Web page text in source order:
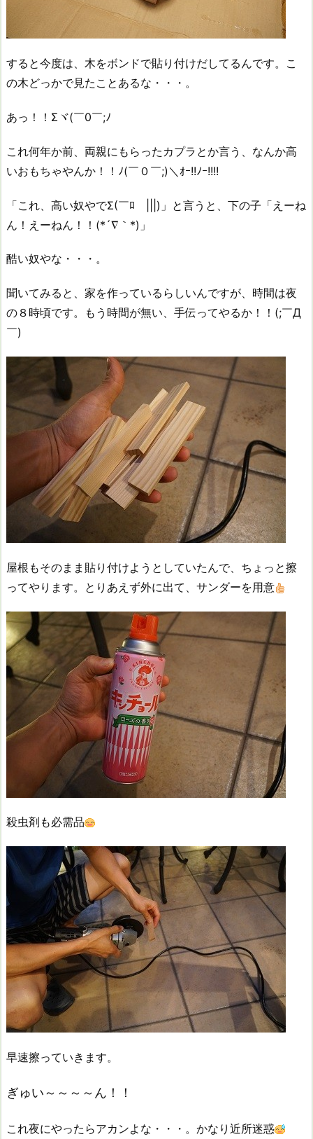
すると今度は、木をボンドで貼り付けだしてるんです。こ
の木どっかで見たことあるな・・・。
あっ！！Σヾ(￣0￣;ﾉ
これ何年か前、両親にもらったカプラとか言う、なんか高
いおもちゃやんか！！ﾉ(￣０￣;)＼ｵｰ!!ﾉｰ!!!!
「これ、高い奴やでΣ(￣ﾛ￣|||)」と言うと、下の子「えーね
ん！えーねん！！(*´∇｀*)」
酷い奴やな・・・。
聞いてみると、家を作っているらしいんですが、時間は夜
の８時頃です。もう時間が無い、手伝ってやるか！！(;￣Д
￣)
屋根もそのまま貼り付けようとしていたんで、ちょっと擦
ってやります。とりあえず外に出て、サンダーを用意
殺虫剤も必需品
早速擦っていきます。
ぎゅい～～～～ん！！
これ夜にやったらアカンよな・・・。かなり近所迷惑